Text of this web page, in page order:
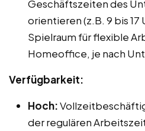
Geschäftszeiten des
orientieren (z.B. 9 bis
Spielraum für flexible
Homeoffice, je nach
Verfügbarkeit:
Hoch:
der regulären